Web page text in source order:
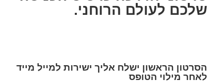
שלכם לעולם הרוחני.
הסרטון הראשון ישלח אליך ישירות למייל מייד
לאחר מילוי הטופס